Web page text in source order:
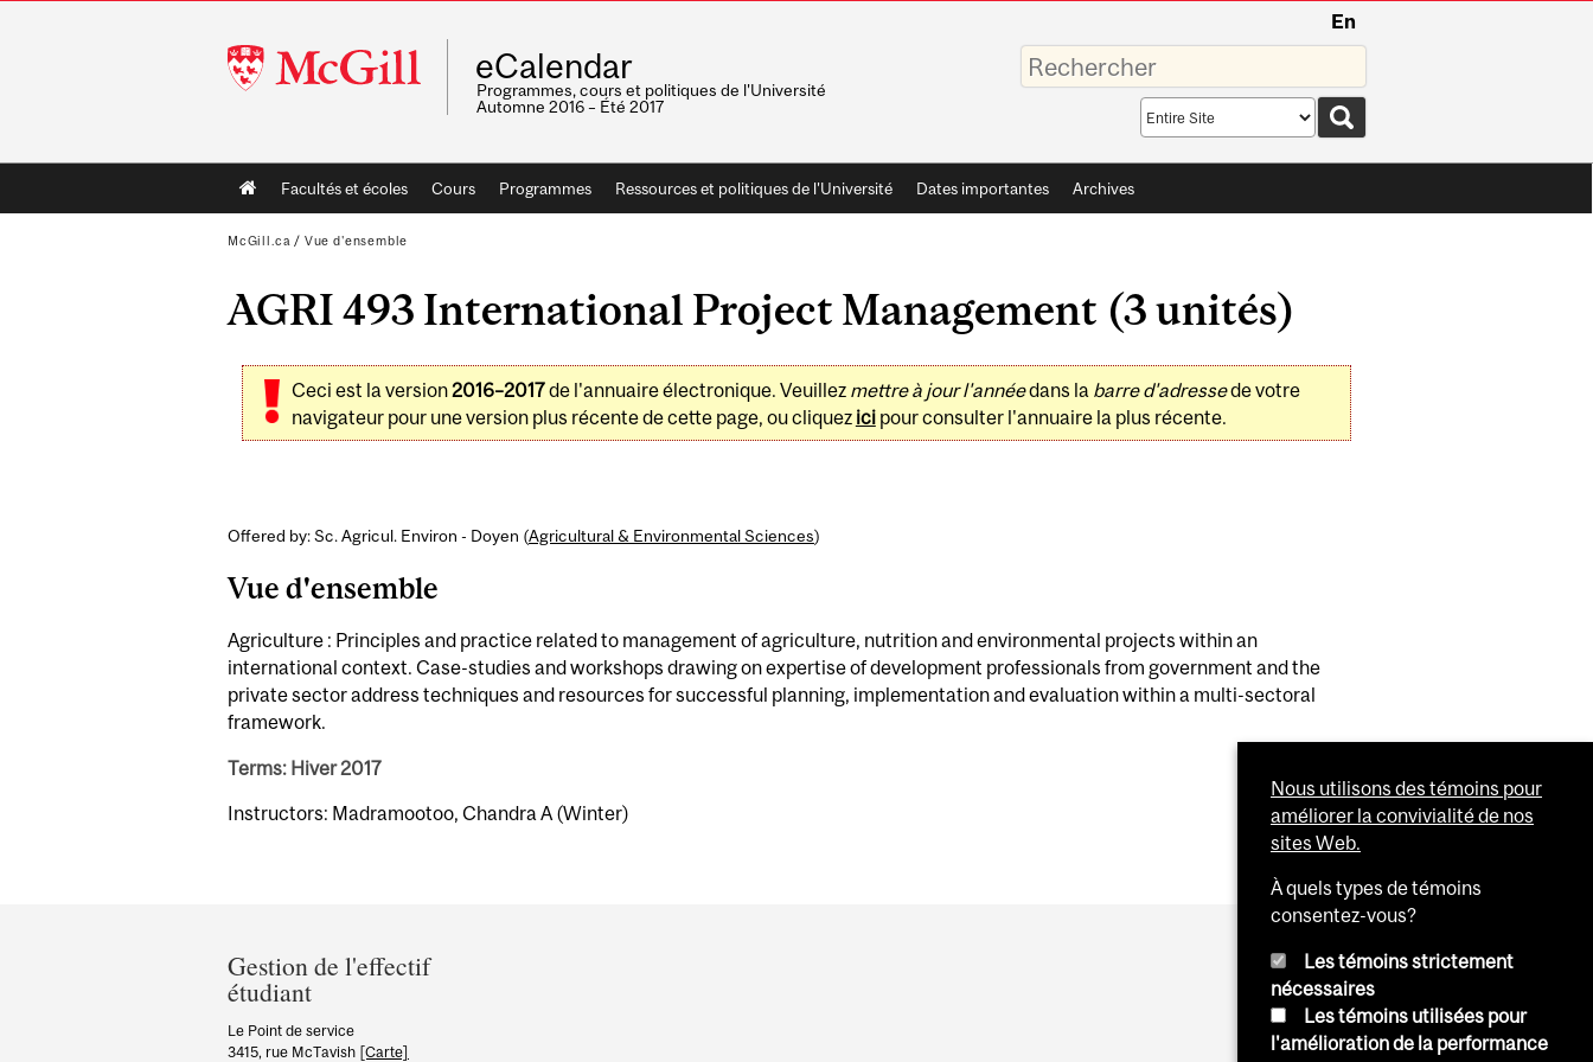
McGill
University
En
eCalendar
Programmes, cours et politiques de l'Université
Automne 2016 – Été 2017
Saisissez
vos
mots-
Search
scope
Main
navigation
Facultés et écoles Cours Programmes Ressources et politiques de l'Université Dates importantes Archives
McGill.ca / Vue d'ensemble
AGRI 493 International Project Management (3 unités)
Ceci est la version2016–2017de l'annuaire électronique. Veuillez mettre à jour l'annéedans la barre d'adressede votre
navigateur pour une version plus récente de cette page, ou cliquez icipour consulter l'annuaire la plus récente.
Offered by: Sc. Agricul. Environ - Doyen (Agricultural & Environmental Sciences)
Vue d'ensemble
Agriculture : Principles and practice related to management of agriculture, nutrition and environmental projects within an
international context. Case-studies and workshops drawing on expertise of development professionals from government and the
private sector address techniques and resources for successful planning, implementation and evaluation within a multi-sectoral
framework.
Terms: Hiver 2017
Instructors: Madramootoo, Chandra A (Winter)
and
University
Information
Gestion de l'effectif
étudiant
Le Point de service
3415, rue McTavish [Carte]
Nous utilisons des témoins pour
améliorer la convivialité de nos
sites Web.
À quels types de témoins
consentez-vous?
Les témoins strictement
nécessaires
Les témoins utilisées pour
l'amélioration de la performance